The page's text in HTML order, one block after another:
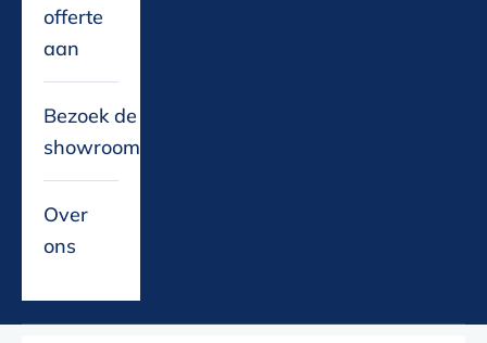
offerte
aan
Bezoek de
showroom
Over
ons